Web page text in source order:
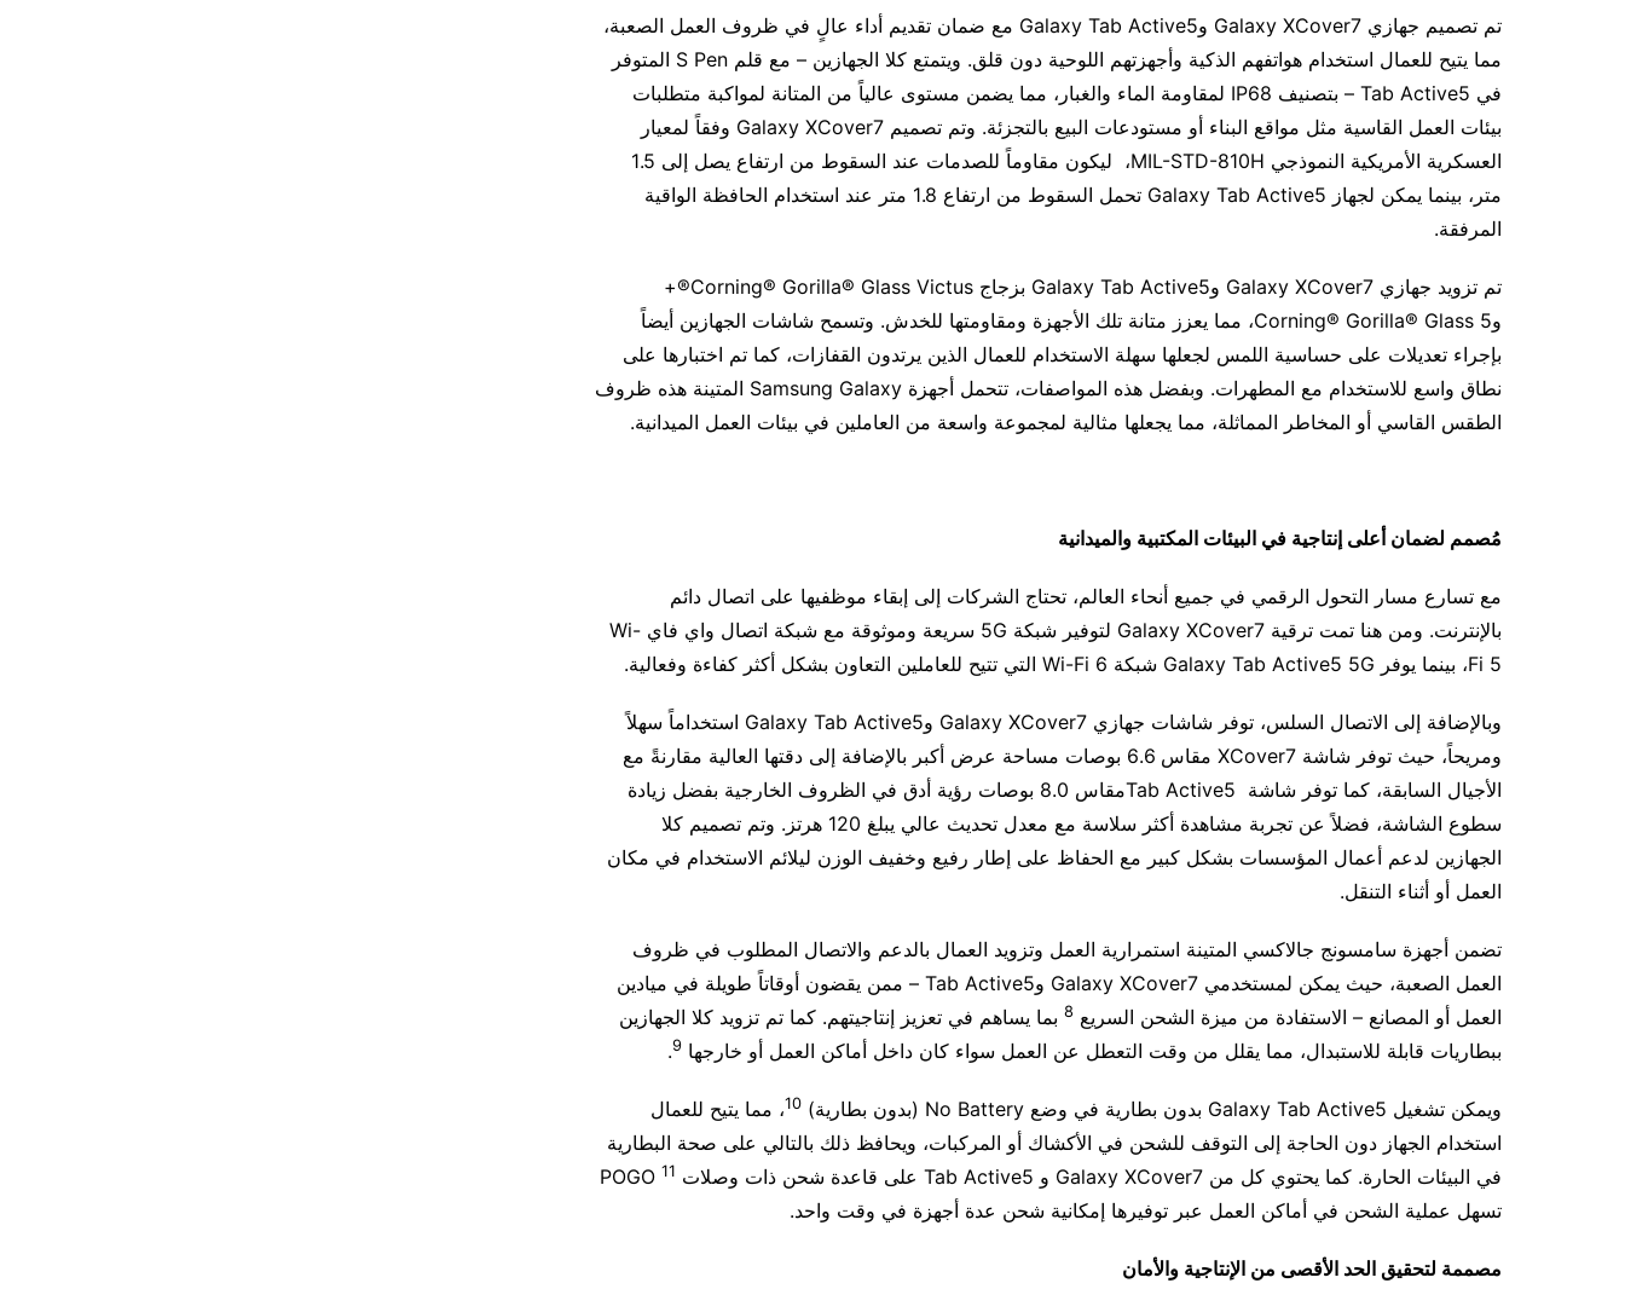
تم تصميم جهازي Galaxy XCover7 وGalaxy Tab Active5 مع ضمان تقديم أداء عالٍ في ظروف العمل الصعبة،
مما يتيح للعمال استخدام هواتفهم الذكية وأجهزتهم اللوحية دون قلق. ويتمتع كلا الجهازين – مع قلم S Pen المتوفر
في Tab Active5 – بتصنيف IP68 لمقاومة الماء والغبار، مما يضمن مستوى عالياً من المتانة لمواكبة متطلبات
بيئات العمل القاسية مثل مواقع البناء أو مستودعات البيع بالتجزئة. وتم تصميم Galaxy XCover7 وفقاً لمعيار
العسكرية الأمريكية النموذجي MIL-STD-810H، ليكون مقاوماً للصدمات عند السقوط من ارتفاع يصل إلى 1.5
متر، بينما يمكن لجهاز Galaxy Tab Active5 تحمل السقوط من ارتفاع 1.8 متر عند استخدام الحافظة الواقية
المرفقة.
تم تزويد جهازي Galaxy XCover7 وGalaxy Tab Active5 بزجاج Corning® Gorilla® Glass Victus®+
وCorning® Gorilla® Glass 5، مما يعزز متانة تلك الأجهزة ومقاومتها للخدش. وتسمح شاشات الجهازين أيضاً
بإجراء تعديلات على حساسية اللمس لجعلها سهلة الاستخدام للعمال الذين يرتدون القفازات، كما تم اختبارها على
نطاق واسع للاستخدام مع المطهرات. وبفضل هذه المواصفات، تتحمل أجهزة Samsung Galaxy المتينة هذه ظروف
الطقس القاسي أو المخاطر المماثلة، مما يجعلها مثالية لمجموعة واسعة من العاملين في بيئات العمل الميدانية.
مُصمم لضمان أعلى إنتاجية في البيئات المكتبية والميدانية
مع تسارع مسار التحول الرقمي في جميع أنحاء العالم، تحتاج الشركات إلى إبقاء موظفيها على اتصال دائم
بالإنترنت. ومن هنا تمت ترقية Galaxy XCover7 لتوفير شبكة 5G سريعة وموثوقة مع شبكة اتصال واي فاي Wi-
Fi 5، بينما يوفر Galaxy Tab Active5 5G شبكة Wi-Fi 6 التي تتيح للعاملين التعاون بشكل أكثر كفاءة وفعالية.
وبالإضافة إلى الاتصال السلس، توفر شاشات جهازي Galaxy XCover7 وGalaxy Tab Active5 استخداماً سهلاً
ومريحاً، حيث توفر شاشة XCover7 مقاس 6.6 بوصات مساحة عرض أكبر بالإضافة إلى دقتها العالية مقارنةً مع
الأجيال السابقة، كما توفر شاشة Tab Active5مقاس 8.0 بوصات رؤية أدق في الظروف الخارجية بفضل زيادة
سطوع الشاشة، فضلاً عن تجربة مشاهدة أكثر سلاسة مع معدل تحديث عالي يبلغ 120 هرتز. وتم تصميم كلا
الجهازين لدعم أعمال المؤسسات بشكل كبير مع الحفاظ على إطار رفيع وخفيف الوزن ليلائم الاستخدام في مكان
العمل أو أثناء التنقل.
تضمن أجهزة سامسونج جالاكسي المتينة استمرارية العمل وتزويد العمال بالدعم والاتصال المطلوب في ظروف
العمل الصعبة، حيث يمكن لمستخدمي Galaxy XCover7 وTab Active5 – ممن يقضون أوقاتاً طويلة في ميادين
العمل أو المصانع – الاستفادة من ميزة الشحن السريع 8 بما يساهم في تعزيز إنتاجيتهم. كما تم تزويد كلا الجهازين
ببطاريات قابلة للاستبدال، مما يقلل من وقت التعطل عن العمل سواء كان داخل أماكن العمل أو خارجها 9
.
ويمكن تشغيل Galaxy Tab Active5 بدون بطارية في وضع No Battery (بدون بطارية) 10، مما يتيح للعمال
استخدام الجهاز دون الحاجة إلى التوقف للشحن في الأكشاك أو المركبات، ويحافظ ذلك بالتالي على صحة البطارية
في البيئات الحارة. كما يحتوي كل من Galaxy XCover7 و Tab Active5 على قاعدة شحن ذات وصلات POGO
11
تسهل عملية الشحن في أماكن العمل عبر توفيرها إمكانية شحن عدة أجهزة في وقت واحد.
مصممة لتحقيق الحد الأقصى من الإنتاجية والأمان